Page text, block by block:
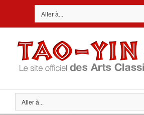
Aller à...
Aller à...